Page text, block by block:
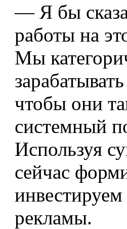
— Я бы
работы на
Мы
чтобы они
системный
Используя
сейчас
рекламы.